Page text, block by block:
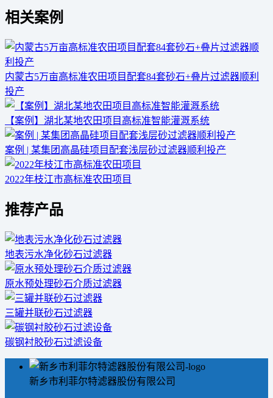
相关案例
内蒙古5万亩高标准农田项目配套84套砂石+叠片过滤器顺利
投产
【案例】湖北某地农田项目高标准智能灌溉系统
案例 | 某集团高晶硅项目配套浅层砂过滤器顺利投产
2022年枝江市高标准农田项目
推荐产品
地表污水净化砂石过滤器
原水预处理砂石介质过滤器
三罐并联砂石过滤器
碳钢衬胶砂石过滤设备
新乡市利菲尔特滤器股份有限公司